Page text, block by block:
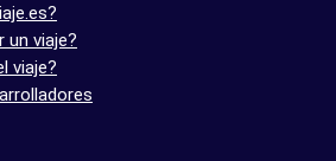
un viaje?
viaje?